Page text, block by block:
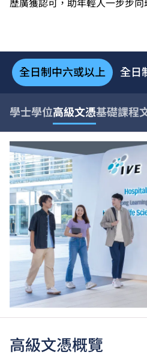
歷廣獲認可，助年輕人一步步向
全日制中六或以上 全日
學士學位高級文憑基礎課程
高級文憑概覽